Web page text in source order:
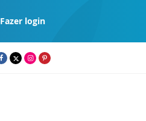
Fazer login